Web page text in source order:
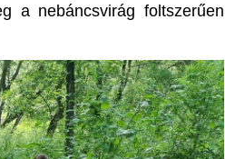
a nebáncsvirág foltszerűen